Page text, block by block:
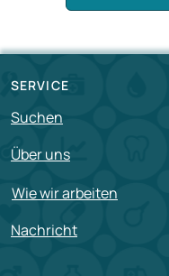
SERVICE
Suchen
Über uns
Wie wir arbeiten
Nachricht